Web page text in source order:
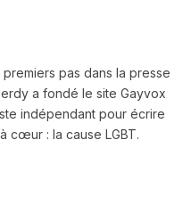
pas dans la presse
a fondé le site Gayvox
indépendant pour écrire
cœur : la cause LGBT.